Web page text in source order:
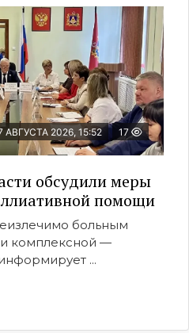
АВГУСТА 2026, 15:52 17
обсудили меры
помощи
больным
комплексной —
...